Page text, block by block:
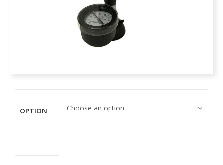
OPTION Choose an option